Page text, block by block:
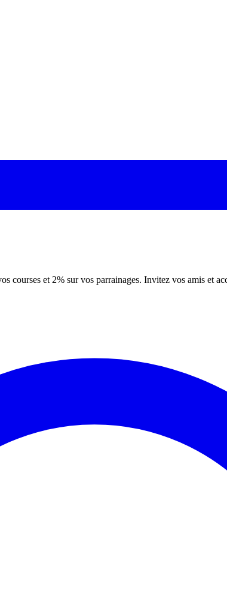
courses et 2% sur vos parrainages. Invitez vos amis et